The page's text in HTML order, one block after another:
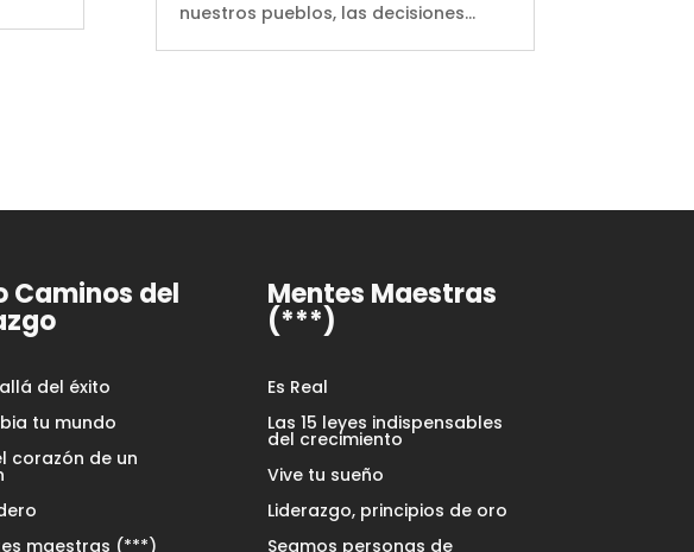
nuestros pueblos, las decisiones...
Caminos del
del éxito
tu mundo
corazón de un
maestras (***)
Mentes Maestras
(***)
Es Real
Las 15 leyes indispensables
del crecimiento
Vive tu sueño
Liderazgo, principios de oro
Seamos personas de